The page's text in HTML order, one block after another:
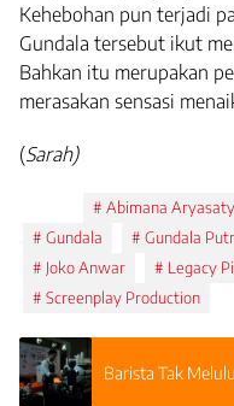
Kehebohan pun terjadi
Gundala tersebut ikut
Bahkan itu merupakan
merasakan sensasi
(Sarah)
Abimana
Gundala
Gundala
Joko Anwar
Legacy
Screenplay Production
Barista Tak